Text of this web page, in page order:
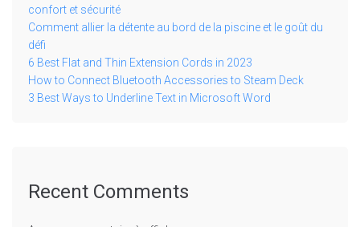
confort et sécurité
Comment allier la détente au bord de la piscine et le goût du
défi
6 Best Flat and Thin Extension Cords in 2023
How to Connect Bluetooth Accessories to Steam Deck
3 Best Ways to Underline Text in Microsoft Word
Recent Comments